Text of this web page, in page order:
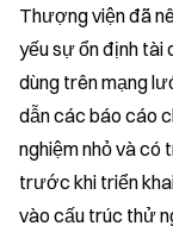
Thượng viện đã
yếu sự ổn định tài
dùng trên mạng
dẫn các báo cáo
nghiệm nhỏ và có
trước khi triển
vào cấu trúc thử